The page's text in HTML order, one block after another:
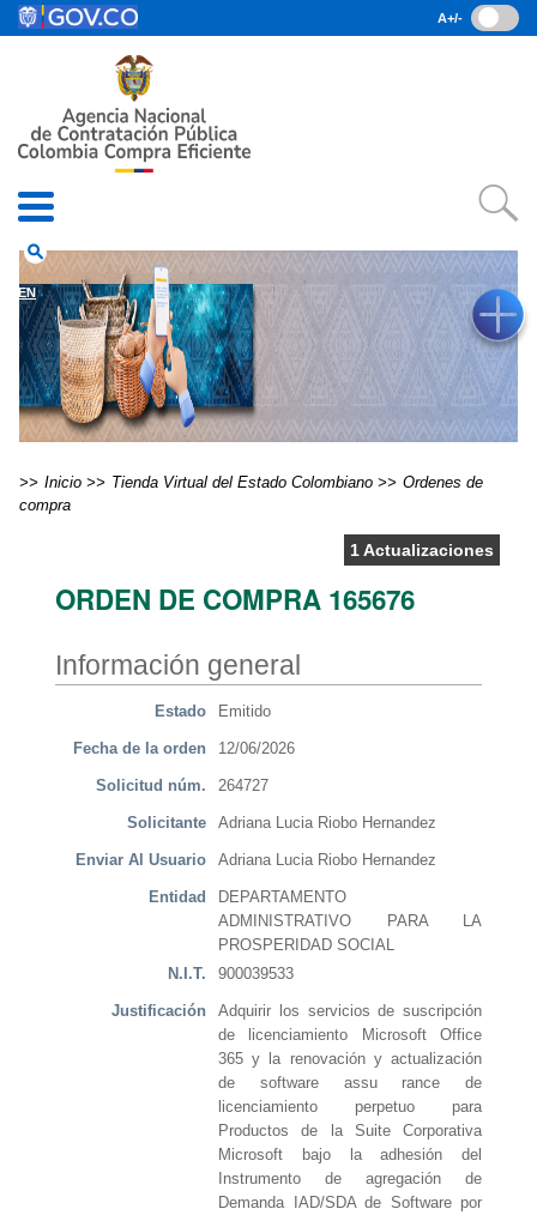
Pasar al contenido principal
• Consulta RUES
• Preguntas Frecuentes
search
EN
A+/-
Inicio Tienda Virtual del Estado Colombiano
Ordenes de
compra
1 Actualizaciones
ORDEN DE COMPRA 165676
Información general
Estado Emitido
Fecha de la orden 12/06/2026
Solicitud núm. 264727
Solicitante Adriana Lucia Riobo Hernandez
Enviar Al Usuario Adriana Lucia Riobo Hernandez
Entidad
DEPARTAMENTO
ADMINISTRATIVO PARA LA
PROSPERIDAD SOCIAL
N.I.T.
900039533
Justificación
Adquirir los servicios de suscripción
de licenciamiento Microsoft Office
365 y la renovación y actualización
de software assu rance de
licenciamiento perpetuo para
Productos de la Suite Corporativa
Microsoft bajo la adhesión del
Instrumento de agregación de
Demanda IAD/SDA de Software por